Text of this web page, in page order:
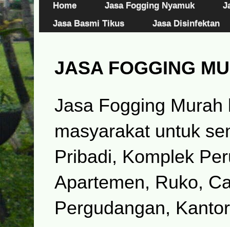
Home Jasa Fogging Nyamuk
Jasa Basmi Tikus
Jasa Disinfektan
JASA FOGGING
Jasa Fogging
masyarakat untuk
Pribadi, Komplek
Apartemen, Ruko,
Pergudangan,